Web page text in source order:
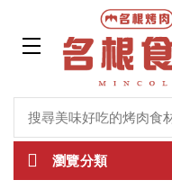
瀏覽分類